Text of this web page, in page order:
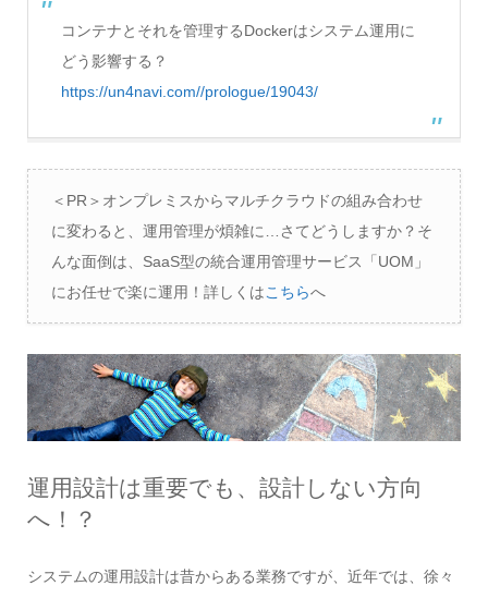
コンテナとそれを管理するDockerはシステム運用に
どう影響する？
https://un4navi.com//prologue/19043/
＜PR＞オンプレミスからマルチクラウドの組み合わせ
に変わると、運用管理が煩雑に…さてどうしますか？そ
んな面倒は、SaaS型の統合運用管理サービス「UOM」
にお任せで楽に運用！詳しくはこちらへ
運用設計は重要でも、設計しない方向
へ！？
システムの運用設計は昔からある業務ですが、近年では、徐々